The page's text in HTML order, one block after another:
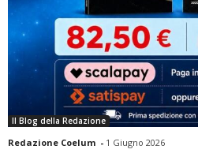
Il Blog della Redazione
Redazione Coelum - 1 Giugno 2026